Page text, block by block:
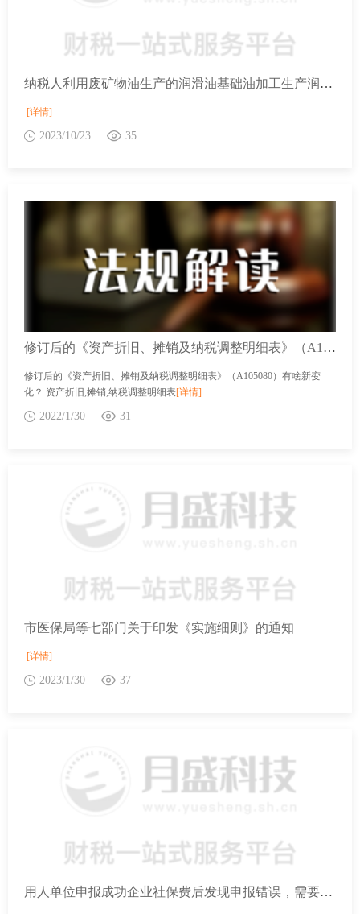
纳税人利用废矿物油生产的润滑油基础油加工生产润滑油，应如何计算缴纳消费税？
[详情]
2023/10/23 35
修订后的《资产折旧、摊销及纳税调整明细表》（A105080）有啥新变化？
修订后的《资产折旧、摊销及纳税调整明细表》（A105080）有啥新变
化？ 资产折旧,摊销,纳税调整明细表[详情]
2022/1/30 31
市医保局等七部门关于印发《实施细则》的通知
[详情]
2023/1/30 37
用人单位申报成功企业社保费后发现申报错误，需要减员，如何处理？